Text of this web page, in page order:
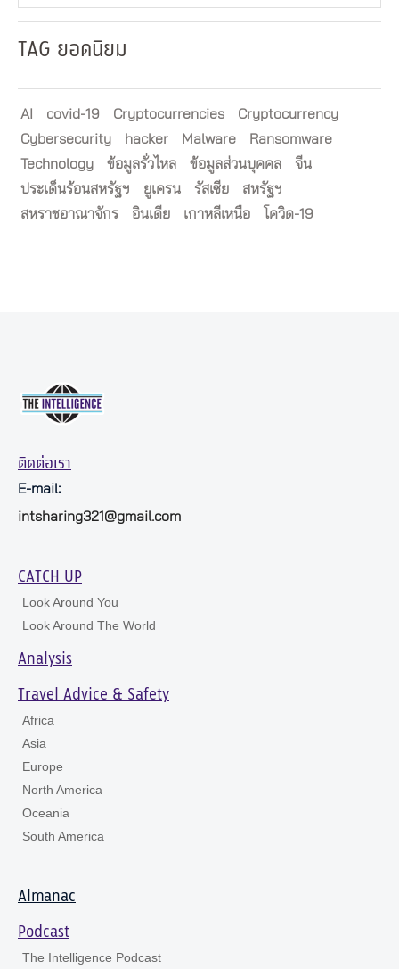
TAG ยอดนิยม
AI covid-19 Cryptocurrencies
Cryptocurrency
Cybersecurity
hacker Malware
Ransomware
Technology
ข้อมูลรั่วไหล ข้อมูลส่วนบุคคล
จีน
ประเด็นร้อนสหรัฐฯ
ยูเครน รัสเซีย
สหรัฐฯ
สหราชอาณาจักร
อินเดีย เกาหลีเหนือ โควิด-19
ติดต่อเรา
E-mail:
intsharing321@gmail.com
CATCH UP
Look Around You
Look Around The World
Analysis
Travel Advice & Safety
Africa
Asia
Europe
North America
Oceania
South America
Almanac
Podcast
The Intelligence Podcast